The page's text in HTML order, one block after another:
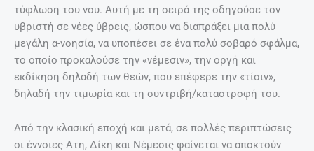
τύφλωση του νου. Αυτή με τη σειρά της οδηγούσε τον
υβριστή σε νέες ύβρεις, ώσπου να διαπράξει μια πολύ
μεγάλη α-νοησία, να υποπέσει σε ένα πολύ σοβαρό σφάλμα,
το οποίο προκαλούσε την «νέμεσιν», την οργή και
εκδίκηση δηλαδή των θεών, που επέφερε την «τίσιν»,
δηλαδή την τιμωρία και τη συντριβή/καταστροφή του.
Από την κλασική εποχή και μετά, σε πολλές περιπτώσεις
οι έννοιες Ατη, Δίκη και Νέμεσις φαίνεται να αποκτούν